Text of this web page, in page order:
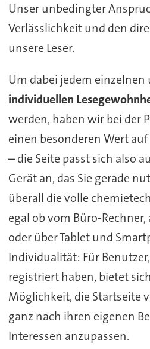
Unser unbedingter
Verlässlichkeit und den
unsere Leser.
Um dabei jedem einzelnen
individuellen
werden, haben wir bei der
einen besonderen Wert
– die Seite passt sich also
Gerät an, das Sie gerade
überall die volle
egal ob vom Büro-
oder über Tablet und
Individualität: Für
registriert haben, bietet
Möglichkeit, die Startseite
ganz nach ihren eigenen
Interessen anzupassen.